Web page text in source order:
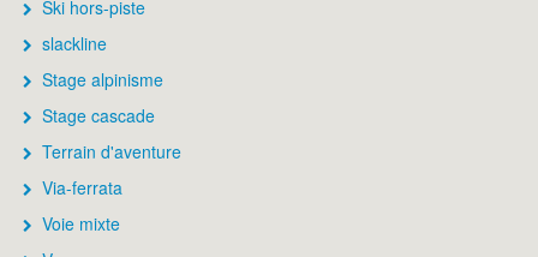
Ski hors-piste
slackline
Stage alpinisme
Stage cascade
Terrain d'aventure
Via-ferrata
Voie mixte